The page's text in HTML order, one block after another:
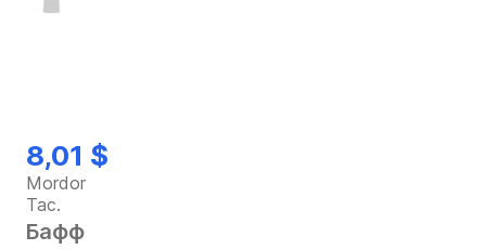
8,01 $
Mordor
Tac.
Бафф